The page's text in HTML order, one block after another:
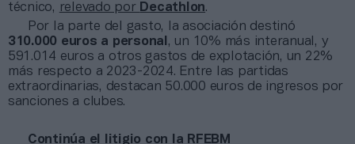
técnico, relevado por Decathlon.
Por la parte del gasto, la asociación destinó
310.000 euros a personal , un 10% más interanual, y
591.014 euros a otros gastos de explotación, un 22%
más respecto a 2023-2024. Entre las partidas
extraordinarias, destacan 50.000 euros de ingresos por
sanciones a clubes.
Continúa el litigio con la RFEBM